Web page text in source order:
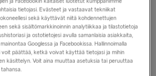
EU:n rajoilla
uuden rajavalvontajärjestelmän
System (EES). Se koskee kaikkia EU:n
iästä riippumatta, jotka matkustavat
tietojasi. Evästeet ja vastaavat tekniikat
sekä käyttävät niitä kohdennettujen
sekä sisältömarkkinoinnin analytiikkaa ja tilastotietoja
ja ostotietojesi avulla samanlaisia asiakkaita,
Googlessa ja Facebookissa. Hallinnoimalla
voit päättää, ketkä voivat käyttää tietojasi ja mihin
käsittelyn. Voit aina muuttaa asetuksia tai peruuttaa